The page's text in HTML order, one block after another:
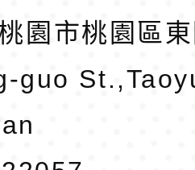
園市桃園區
guo